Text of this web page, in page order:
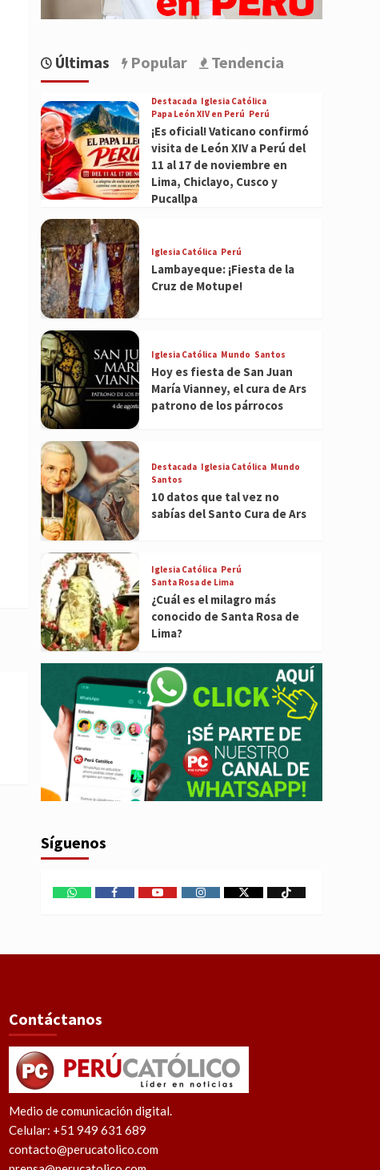
Últimas Popular Tendencia
Destacada Iglesia Católica
Papa León XIV en Perú Perú
¡Es oficial! Vaticano confirmó
visita de León XIV a Perú del
11 al 17 de noviembre en
Lima, Chiclayo, Cusco y
Pucallpa
Iglesia Católica Perú
Lambayeque: ¡Fiesta de la
Cruz de Motupe!
Iglesia Católica Mundo Santos
Hoy es fiesta de San Juan
María Vianney, el cura de Ars
patrono de los párrocos
Destacada Iglesia Católica Mundo
Santos
10 datos que tal vez no
sabías del Santo Cura de Ars
Iglesia Católica Perú
Santa Rosa de Lima
¿Cuál es el milagro más
conocido de Santa Rosa de
Lima?
Síguenos
WhatsAppFacebookYoutubeInstagram
X TikTok
Contáctanos
Medio de comunicación digital.
Celular: +51 949 631 689
contacto@perucatolico.com